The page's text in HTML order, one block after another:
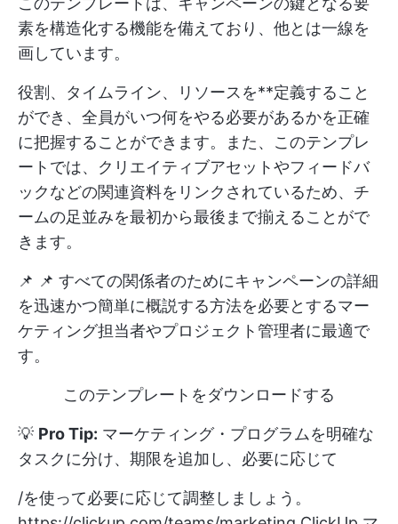
素を構造化する機能を備えており、他とは一線を
画しています。
役割、タイムライン、リソースを**定義すること
ができ、全員がいつ何をやる必要があるかを正確
に把握することができます。また、このテンプレ
ートでは、クリエイティブアセットやフィードバ
ックなどの関連資料をリンクされているため、チ
ームの足並みを最初から最後まで揃えることがで
きます。
📌 📌 すべての関係者のためにキャンペーンの詳細
を迅速かつ簡単に概説する方法を必要とするマー
ケティング担当者やプロジェクト管理者に最適で
す。
このテンプレートをダウンロードする
💡 Pro Tip: マーケティング・プログラムを明確な
タスクに分け、期限を追加し、必要に応じて
/を使って必要に応じて調整しましょう。